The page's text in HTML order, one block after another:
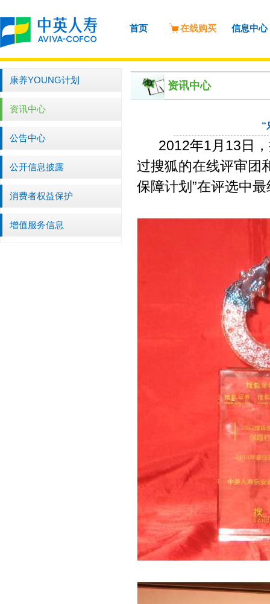
首页 在线购买 信息中心
康养YOUNG计划
资讯中心
公告中心
公开信息披露
消费者权益保护
增值服务信息
资讯中心
“
2012年1月13日，
过搜狐的在线评审团
保障计划”在评选中